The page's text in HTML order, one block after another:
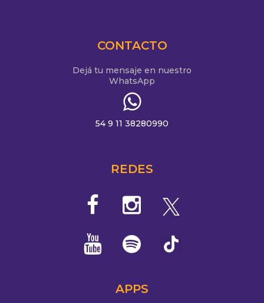
CONTACTO
Dejá tu mensaje en nuestro
WhatsApp
54 9 11 38280990
REDES
APPS